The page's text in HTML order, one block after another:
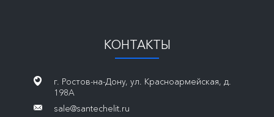
КОНТАКТЫ
г. Ростов-на-Дону, ул. Красноармейская, д.
198А
sale@santechelit.ru